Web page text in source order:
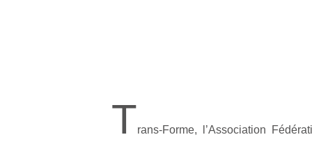
Trans-Forme, l’Association